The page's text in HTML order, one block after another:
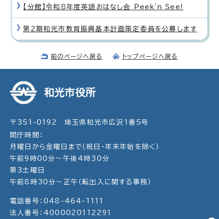
【分館】令和8年度英語おはなし会 Peek'n See!
第2期和光市教育振興基本計画策定委員を公募します
前のページへ戻る トップページへ戻る
和光市役所
〒351-0192 埼玉県和光市広沢1番5号
開庁時間：
月曜日から金曜日まで（祝日・年末年始を除く）
午前9時00分～午後4時30分
第3土曜日
午前8時30分～正午（転出入に関する事務）
電話番号：048-464-1111
法人番号：4000020112291